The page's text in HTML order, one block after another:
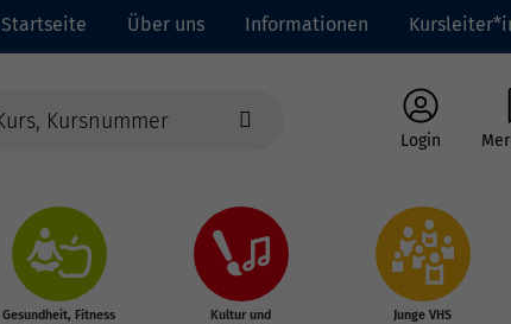
Startseite Über uns Informationen
Login
Gesundheit, Fitness
Kultur und
Junge VHS